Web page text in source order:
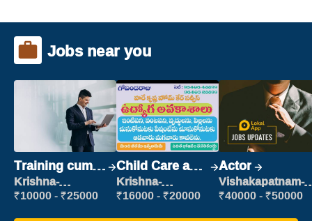
Jobs near you
Training cum
Placement
Krishna-
vijayawada
₹10000 - ₹25000
Child Care and
Patient care
Krishna-
vijayawada
₹16000 - ₹20000
Actor
Vishakapatnam-
new
₹40000 - ₹50000